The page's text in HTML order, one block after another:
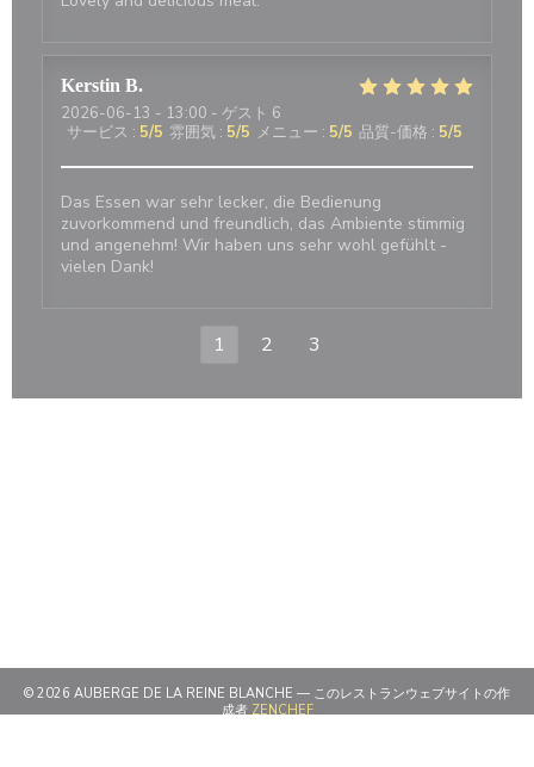
Kerstin B
2026-06-13 - 13:00 - ゲスト 6
サービス : 5/5 雰囲気 : 5/5 メニュー : 5/5 品質-価格 : 5/5
Das Essen war sehr lecker, die Bedienung
zuvorkommend und freundlich, das Ambiente stimmig
und angenehm! Wir haben uns sehr wohl gefühlt -
vielen Dank!
1 2 3
© 2026 AUBERGE DE LA REINE BLANCHE — このレストランウェブサイトの作
成者ZENCHEF((新しいウィンドウで開きます))